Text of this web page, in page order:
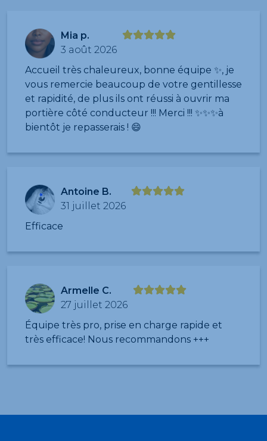
Mia p.
3 août 2026
Accueil très chaleureux, bonne équipe ✨, je
vous remercie beaucoup de votre gentillesse
et rapidité, de plus ils ont réussi à ouvrir ma
portière côté conducteur !!! Merci !!! ✨✨✨à
bientôt je repasserais ! 😄
Antoine B.
31 juillet 2026
Efficace
Armelle C.
27 juillet 2026
Équipe très pro, prise en charge rapide et
très efficace! Nous recommandons +++